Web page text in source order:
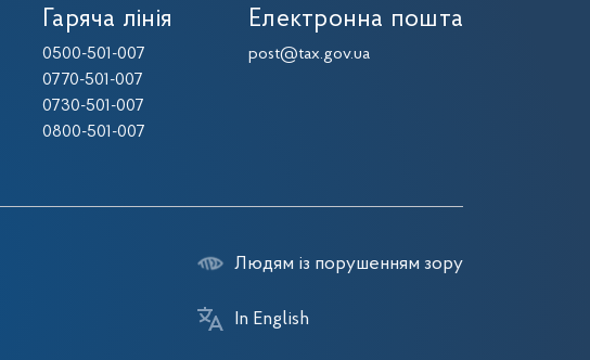
Гаряча лінія
0500-501-007
0770-501-007
0730-501-007
0800-501-007
Електронна пошта
post@tax.gov.ua
Людям із порушенням зору
In English